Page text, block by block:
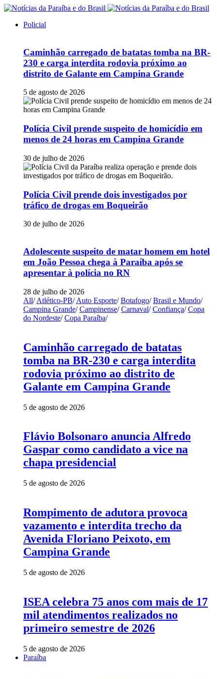
Policial
Caminhão carregado de batatas tomba na BR-
230 e carga interdita rodovia próximo ao
distrito de Galante em Campina Grande
5 de agosto de 2026
Polícia Civil prende suspeito de homicídio em
menos de 24 horas em Campina Grande
30 de julho de 2026
Polícia Civil prende dois investigados por
tráfico de drogas em Boqueirão
30 de julho de 2026
Adolescente suspeito de matar homem em hotel
em João Pessoa chega à Paraíba após se
apresentar à polícia no RN
28 de julho de 2026
All/ Atlético-PB/ Auto Esporte/ Botafogo/ Brasil e Mundo/
Campina Grande/ Campinense/ Carnaval/ Confiança/ Copa
do Nordeste/ Copa Paraíba/
Caminhão carregado de batatas
tomba na BR-230 e carga interdita
rodovia próximo ao distrito de
Galante em Campina Grande
5 de agosto de 2026
Flávio Bolsonaro anuncia Alfredo
Gaspar como candidato a vice na
chapa presidencial
5 de agosto de 2026
Rompimento de adutora provoca
vazamento e interdita trecho da
Avenida Floriano Peixoto, em
Campina Grande
5 de agosto de 2026
ISEA celebra 75 anos com mais de 17
mil atendimentos realizados no
primeiro semestre de 2026
5 de agosto de 2026
Paraíba